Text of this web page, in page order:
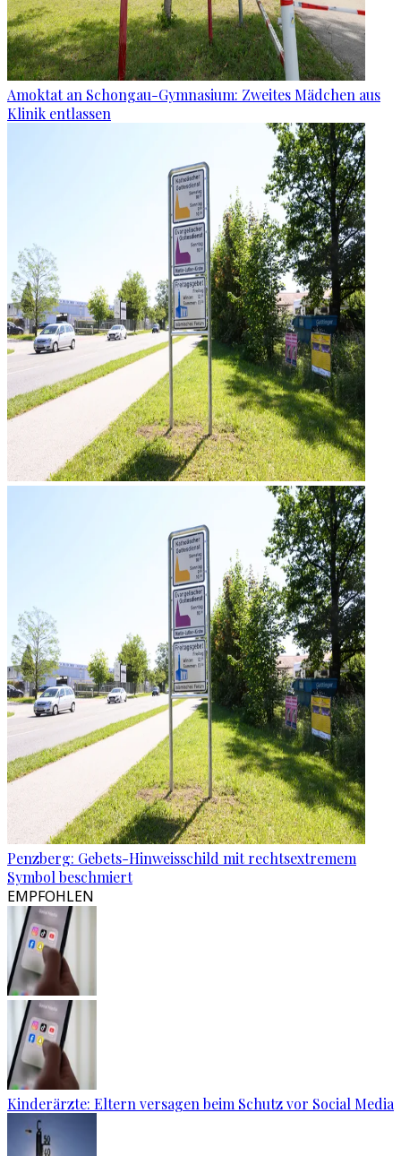
Amoktat an Schongau-Gymnasium: Zweites Mädchen aus
Klinik entlassen
Penzberg: Gebets-Hinweisschild mit rechtsextremem
Symbol beschmiert
EMPFOHLEN
Kinderärzte: Eltern versagen beim Schutz vor Social Media